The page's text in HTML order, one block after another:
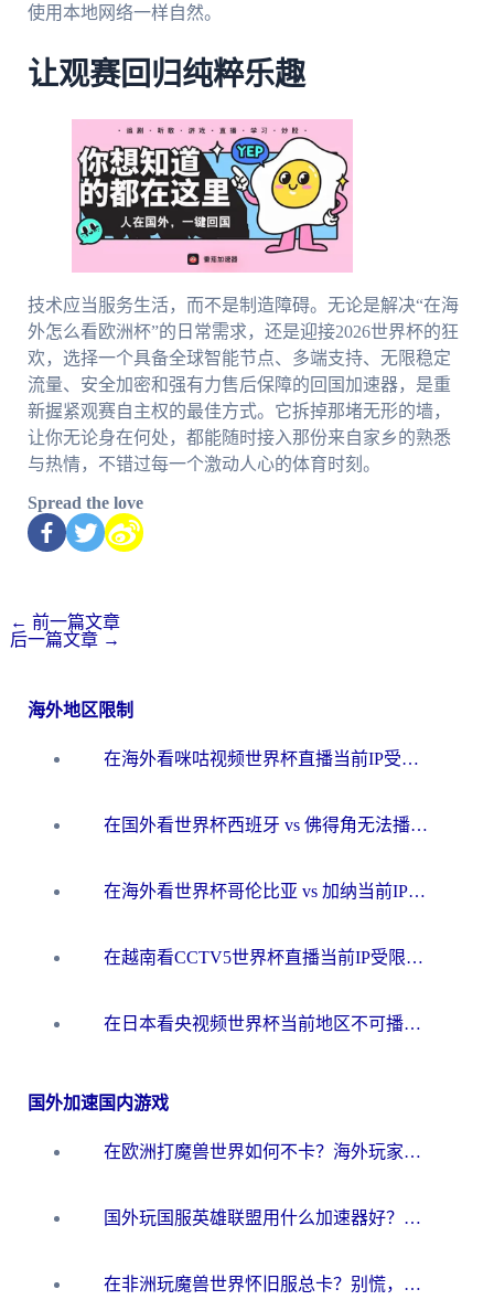
使用本地网络一样自然。
让观赛回归纯粹乐趣
技术应当服务生活，而不是制造障碍。无论是解决“在海
外怎么看欧洲杯”的日常需求，还是迎接2026世界杯的狂
欢，选择一个具备全球智能节点、多端支持、无限稳定
流量、安全加密和强有力售后保障的回国加速器，是重
新握紧观赛自主权的最佳方式。它拆掉那堵无形的墙，
让你无论身在何处，都能随时接入那份来自家乡的熟悉
与热情，不错过每一个激动人心的体育时刻。
Spread the love
← 前一篇文章
后一篇文章 →
海外地区限制
在海外看咪咕视频世界杯直播当前IP受限制？这篇指南帮你搞定所有体育赛事观看难题
在国外看世界杯西班牙 vs 佛得角无法播放？这篇指南帮你解锁所有中文体育直播
在海外看世界杯哥伦比亚 vs 加纳当前IP受限制？这篇指南帮你流畅看中文解说赛事
在越南看CCTV5世界杯直播当前IP受限制？海外党体育观赛终极指南来了
在日本看央视频世界杯当前地区不可播放？海外党体育观赛终极指南
国外加速国内游戏
在欧洲打魔兽世界如何不卡？海外玩家的国服游戏加速终极攻略
国外玩国服英雄联盟用什么加速器好？海外党亲测有效的国服游戏加速指南
在非洲玩魔兽世界怀旧服总卡？别慌，这份指南帮你丝滑开荒